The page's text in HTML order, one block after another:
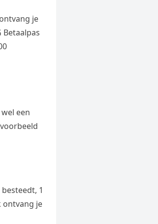
je
een
1
ontvang je